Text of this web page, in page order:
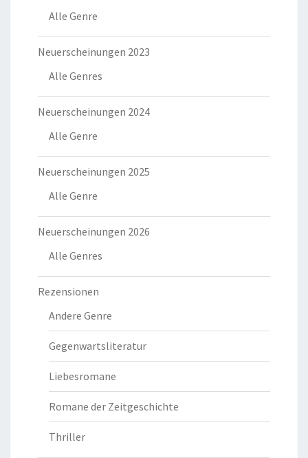
Alle Genre
Neuerscheinungen 2023
Alle Genres
Neuerscheinungen 2024
Alle Genre
Neuerscheinungen 2025
Alle Genre
Neuerscheinungen 2026
Alle Genres
Rezensionen
Andere Genre
Gegenwartsliteratur
Liebesromane
Romane der Zeitgeschichte
Thriller